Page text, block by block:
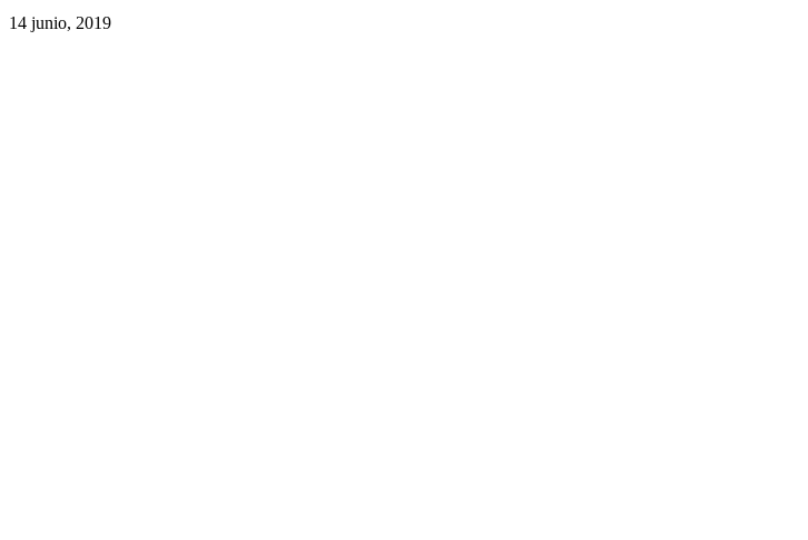
14 junio, 2019